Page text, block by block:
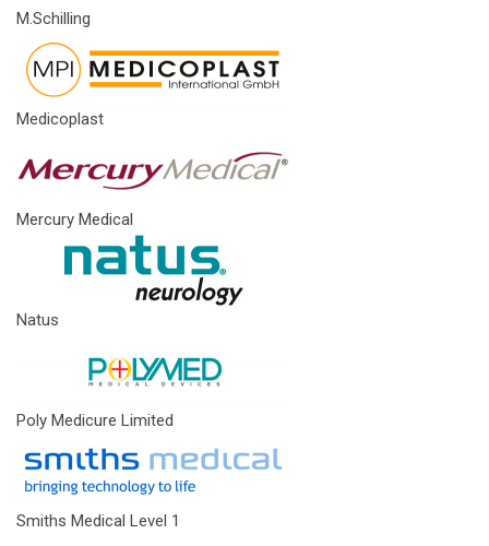
M.Schilling
Medicoplast
Mercury Medical
Natus
Poly Medicure Limited
Smiths Medical Level 1